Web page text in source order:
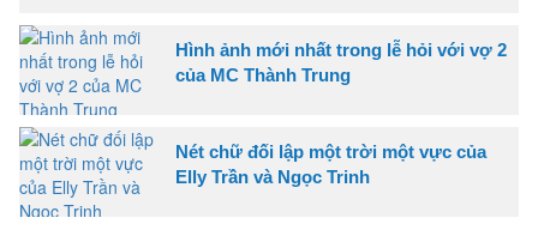
Hình ảnh mới nhất trong lễ hỏi với vợ 2
của MC Thành Trung
Nét chữ đối lập một trời một vực của
Elly Trần và Ngọc Trinh